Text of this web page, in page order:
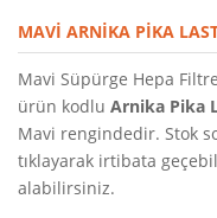
MAVI ARNIKA PIKA
Mavi Süpürge Hepa
ürün kodlu Arnika Pika
Mavi rengindedir. Stok
tıklayarak irtibata
alabilirsiniz.